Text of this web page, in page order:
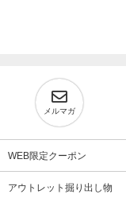
メルマガ
WEB限定クーポン
アウトレット掘り出し物